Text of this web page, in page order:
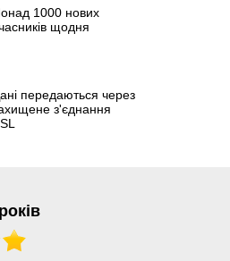
1000 нових
щодня
передаються через
з'єднання